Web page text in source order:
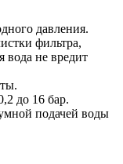
давления.
фильтра,
вода не вредит
до 16 бар.
подачей воды